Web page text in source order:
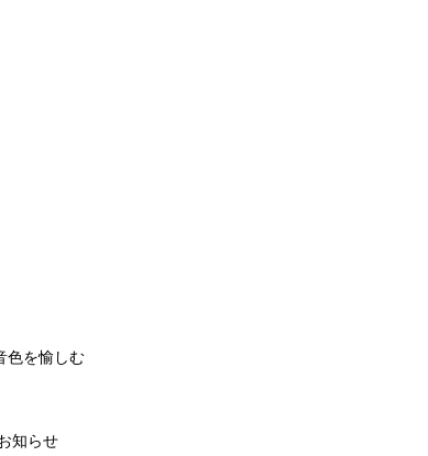
色を愉しむ
知らせ